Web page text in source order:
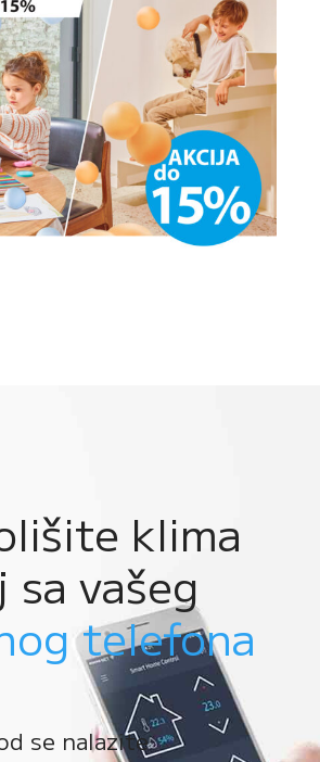
klima
sa vašeg
telefona
se nalazite